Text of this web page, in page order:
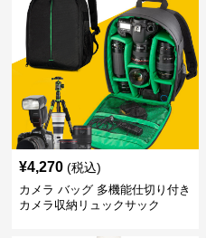
¥4,270 (税込)
カメラ バッグ 多機能仕切り付き
カメラ収納リュックサック